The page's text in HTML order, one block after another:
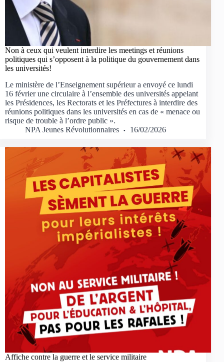
Non à ceux qui veulent interdire les meetings et réunions
politiques qui s’opposent à la politique du gouvernement dans
les universités!
Le ministère de l’Enseignement supérieur a envoyé ce lundi
16 février une circulaire à l’ensemble des universités appelant
les Présidences, les Rectorats et les Préfectures à interdire des
réunions politiques dans les universités en cas de « menace ou
risque de trouble à l’ordre public ».
NPA Jeunes Révolutionnaires
16/02/2026
Affiche contre la guerre et le service militaire